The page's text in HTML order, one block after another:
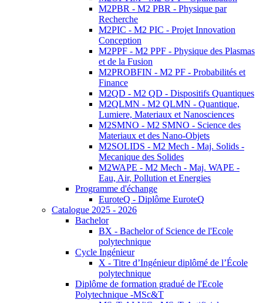
M2PBR - M2 PBR - Physique par
Recherche
M2PIC - M2 PIC - Projet Innovation
Conception
M2PPF - M2 PPF - Physique des Plasmas
et de la Fusion
M2PROBFIN - M2 PF - Probabilités et
Finance
M2QD - M2 QD - Dispositifs Quantiques
M2QLMN - M2 QLMN - Quantique,
Lumiere, Materiaux et Nanosciences
M2SMNO - M2 SMNO - Science des
Materiaux et des Nano-Objets
M2SOLIDS - M2 Mech - Maj. Solids -
Mecanique des Solides
M2WAPE - M2 Mech - Maj. WAPE -
Eau, Air, Pollution et Energies
Programme d'échange
EuroteQ - Diplôme EuroteQ
Catalogue 2025 - 2026
Bachelor
BX - Bachelor of Science de l'Ecole
polytechnique
Cycle Ingénieur
X - Titre d’Ingénieur diplômé de l’École
polytechnique
Diplôme de formation gradué de l'Ecole
Polytechnique -MSc&T